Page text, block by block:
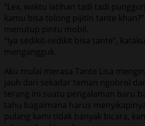
“Lex, waktu latihan tadi tadi
kamu bisa tolong pijitin tante khan?”
menutup pintu mobil.
“Iya sedikit-sedikit bisa tante”, kataku
mengangguk.
Aku mulai merasa Tante Lisa
jauh dari sekadar teman ngobrol
terang ini suatu pengalaman baru
tahu bagaimana harus
pulang kami tidak banyak bicara,